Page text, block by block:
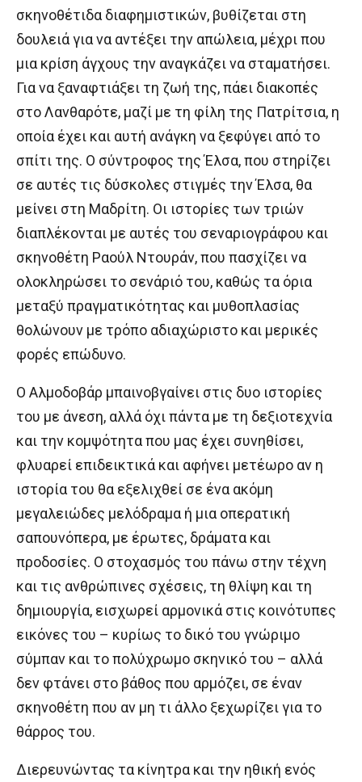
σκηνοθέτιδα διαφημιστικών, βυθίζεται στη
δουλειά για να αντέξει την απώλεια, μέχρι που
μια κρίση άγχους την αναγκάζει να σταματήσει.
Για να ξαναφτιάξει τη ζωή της, πάει διακοπές
στο Λανθαρότε, μαζί με τη φίλη της Πατρίτσια, η
οποία έχει και αυτή ανάγκη να ξεφύγει από το
σπίτι της. Ο σύντροφος της Έλσα, που στηρίζει
σε αυτές τις δύσκολες στιγμές την Έλσα, θα
μείνει στη Μαδρίτη. Οι ιστορίες των τριών
διαπλέκονται με αυτές του σεναριογράφου και
σκηνοθέτη Ραούλ Ντουράν, που πασχίζει να
ολοκληρώσει το σενάριό του, καθώς τα όρια
μεταξύ πραγματικότητας και μυθοπλασίας
θολώνουν με τρόπο αδιαχώριστο και μερικές
φορές επώδυνο.
Ο Αλμοδοβάρ μπαινοβγαίνει στις δυο ιστορίες
του με άνεση, αλλά όχι πάντα με τη δεξιοτεχνία
και την κομψότητα που μας έχει συνηθίσει,
φλυαρεί επιδεικτικά και αφήνει μετέωρο αν η
ιστορία του θα εξελιχθεί σε ένα ακόμη
μεγαλειώδες μελόδραμα ή μια οπερατική
σαπουνόπερα, με έρωτες, δράματα και
προδοσίες. Ο στοχασμός του πάνω στην τέχνη
και τις ανθρώπινες σχέσεις, τη θλίψη και τη
δημιουργία, εισχωρεί αρμονικά στις κοινότυπες
εικόνες του – κυρίως το δικό του γνώριμο
σύμπαν και το πολύχρωμο σκηνικό του – αλλά
δεν φτάνει στο βάθος που αρμόζει, σε έναν
σκηνοθέτη που αν μη τι άλλο ξεχωρίζει για το
θάρρος του.
Διερευνώντας τα κίνητρα και την ηθική ενός